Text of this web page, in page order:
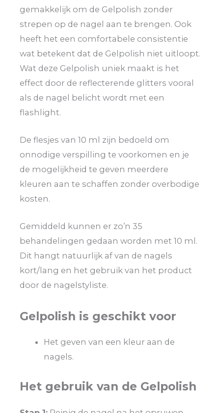
gemakkelijk om de Gelpolish zonder
strepen op de nagel aan te brengen. Ook
heeft het een comfortabele consistentie
wat betekent dat de Gelpolish niet uitloopt.
Wat deze Gelpolish uniek maakt is het
effect door de reflecterende glitters vooral
als de nagel belicht wordt met een
flashlight.
De flesjes van 10 ml zijn bedoeld om
onnodige verspilling te voorkomen en je
de mogelijkheid te geven meerdere
kleuren aan te schaffen zonder overbodige
kosten.
Gemiddeld kunnen er zo’n 35
behandelingen gedaan worden met 10 ml.
Dit hangt natuurlijk af van de nagels
kort/lang en het gebruik van het product
door de nagelstyliste.
Gelpolish is geschikt voor
Het geven van een kleur aan de
nagels.
Het gebruik van de Gelpolish